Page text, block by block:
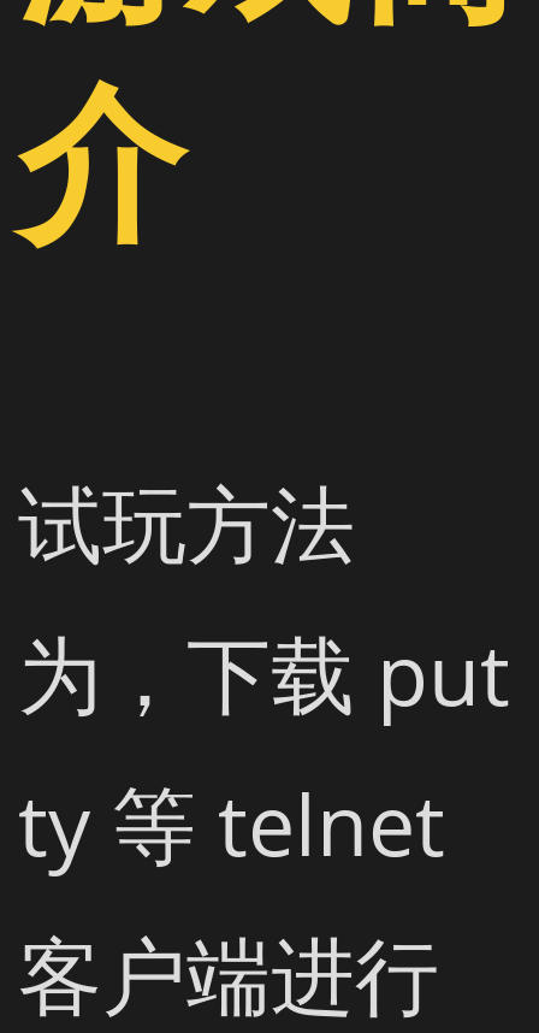
介
试玩方法
为，下载 put
ty 等 telnet
客户端进行